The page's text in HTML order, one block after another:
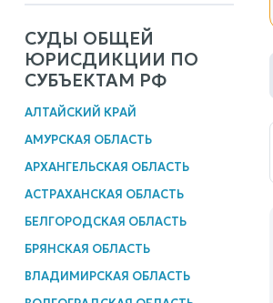
СУДЫ ОБЩЕЙ
ЮРИСДИКЦИИ ПО
СУБЪЕКТАМ РФ
АЛТАЙСКИЙ КРАЙ
АМУРСКАЯ ОБЛАСТЬ
АРХАНГЕЛЬСКАЯ ОБЛАСТЬ
АСТРАХАНСКАЯ ОБЛАСТЬ
БЕЛГОРОДСКАЯ ОБЛАСТЬ
БРЯНСКАЯ ОБЛАСТЬ
ВЛАДИМИРСКАЯ ОБЛАСТЬ